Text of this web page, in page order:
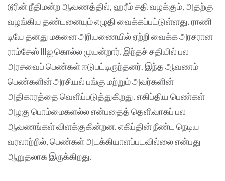
டூரின் நீதிமன்ற ஆவணத்தில், ஹரீம் சதி வழக்கும், அதற்கு
வழங்கிய தண்டனையும் எழுதி வைக்கப்பட்டுள்ளது. ராணி
டியே தனது மகனை அரியணையில் ஏற்றி வைக்க அரசரான
ராம்சேஸ் lllஐ கொல்ல முயன்றார். இந்தச் சதியில் பல
அரசவைப் பெண்கள் ஈடுபட்டிருந்தனர். இந்த ஆவணம்
பெண்களின் அரசியல் பங்கு மற்றும் அவர்களின்
அதிகாரத்தை வெளிப்படுத்துகிறது. எகிப்திய பெண்கள்
அழகு பொம்மைகளல்ல என்பதைத் தெளிவாகப் பல
ஆவணங்கள் விளக்குகின்றன. எகிப்தின் நீண்ட நெடிய
வரலாற்றில், பெண்கள் அடக்கியாளப்படவில்லை என்பது
ஆறுதலாக இருக்கிறது.